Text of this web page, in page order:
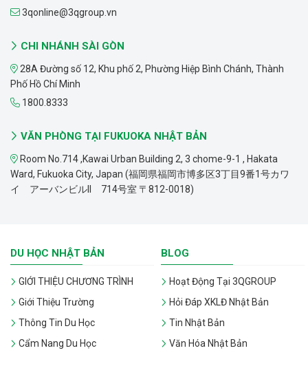
3qonline@3qgroup.vn
CHI NHÁNH SÀI GÒN
28A Đường số 12, Khu phố 2, Phường Hiệp Bình Chánh, Thành
Phố Hồ Chí Minh
1800.8333
VĂN PHÒNG TẠI FUKUOKA NHẬT BẢN
Room No.714 ,Kawai Urban Building 2, 3 chome-9-1 , Hakata
Ward, Fukuoka City, Japan (福岡県福岡市博多区3丁目9番1号カワ
イ アーバンビルII 714号室 〒812-0018)
DU HỌC NHẬT BẢN
GIỚI THIỆU CHƯƠNG TRÌNH
Giới Thiệu Trường
Thông Tin Du Học
Cẩm Nang Du Học
BLOG
Hoạt Động Tại 3QGROUP
Hỏi Đáp XKLĐ Nhật Bản
Tin Nhật Bản
Văn Hóa Nhật Bản